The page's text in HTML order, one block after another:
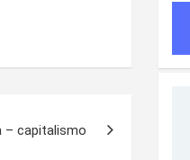
– capitalismo